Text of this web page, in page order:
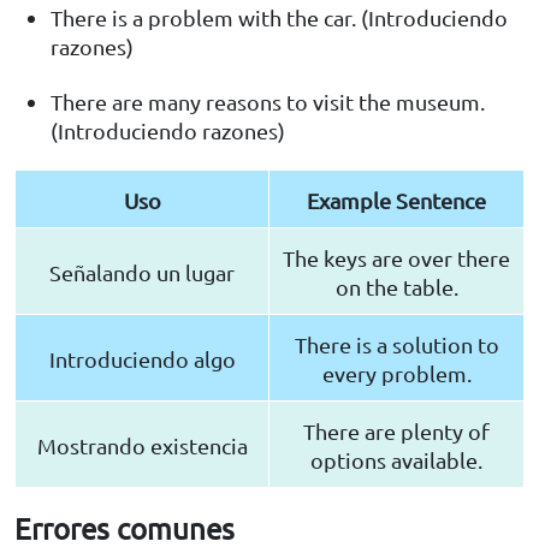
There is a problem with the car. (Introduciendo
razones)
There are many reasons to visit the museum.
(Introduciendo razones)
Uso Example Sentence
Señalando un lugar
The keys are over there
on the table.
Introduciendo algo
There is a solution to
every problem.
Mostrando existencia
There are plenty of
options available.
Errores comunes